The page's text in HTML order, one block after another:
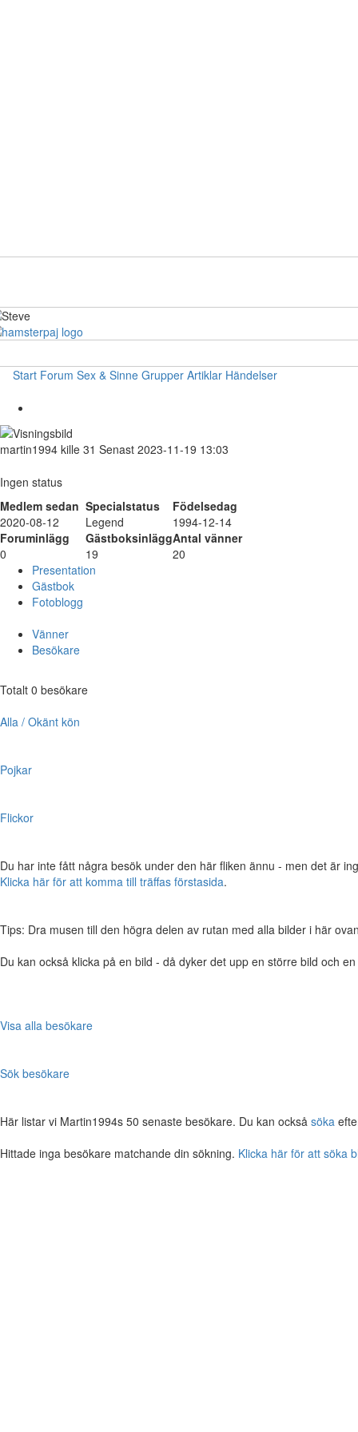
Start Forum Sex & Sinne Grupper Artiklar Händelser
martin1994 kille 31 Senast 2023-11-19 13:03
Ingen status
Medlem sedan Specialstatus
Födelsedag
2020-08-12
Legend
1994-12-14
Foruminlägg
GästboksinläggAntal vänner
0
19
20
Presentation
Gästbok
Fotoblogg
Vänner
Besökare
Totalt 0 besökare
Alla / Okänt kön
Pojkar
Flickor
Du har inte fått några besök under den här fliken ännu - men det är
Klicka här för att komma till träffas förstasida.
Tips: Dra musen till den högra delen av rutan med alla bilder i här
Du kan också klicka på en bild - då dyker det upp en större bild och
Visa alla besökare
Sök besökare
Här listar vi Martin1994s 50 senaste besökare. Du kan också söka
Hittade inga besökare matchande din sökning. Klicka här för att söka